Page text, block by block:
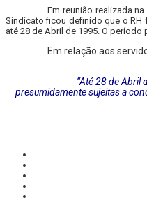
Em reunião realizada
Sindicato ficou definido que o RH
até 28 de Abril de 1995. O
Em relação aos
“Até 28 de Abril
presumidamente sujeitas a